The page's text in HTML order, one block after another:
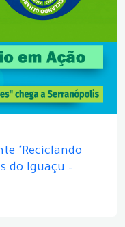
"Reciclando
do Iguaçu –